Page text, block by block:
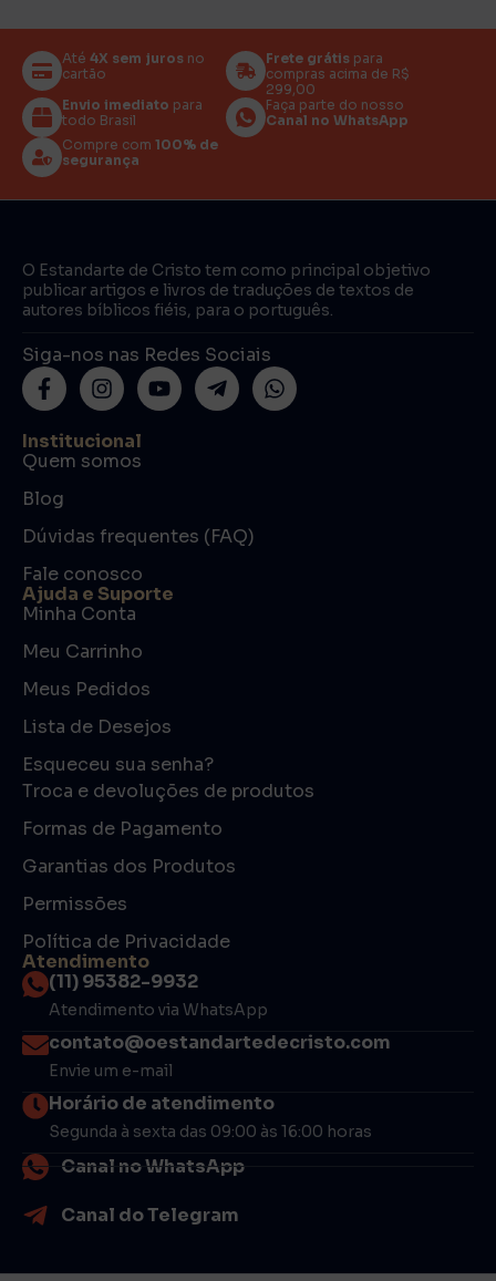
Até 4X sem juros no
cartão
Frete grátis para
compras acima de R$
299,00
Envio imediato para
todo Brasil
Faça parte do nosso
Canal no WhatsApp
Compre com 100% de
segurança
O Estandarte de Cristo tem como principal objetivo
publicar artigos e livros de traduções de textos de
autores bíblicos fiéis, para o português.
Siga-nos nas Redes Sociais
Institucional
Quem somos
Blog
Dúvidas frequentes (FAQ)
Fale conosco
Ajuda e Suporte
Minha Conta
Meu Carrinho
Meus Pedidos
Lista de Desejos
Esqueceu sua senha?
Troca e devoluções de produtos
Formas de Pagamento
Garantias dos Produtos
Permissões
Política de Privacidade
Atendimento
(11) 95382-9932
Atendimento via WhatsApp
contato@oestandartedecristo.com
Envie um e-mail
Horário de atendimento
Segunda à sexta das 09:00 às 16:00 horas
Canal no WhatsApp
Canal do Telegram